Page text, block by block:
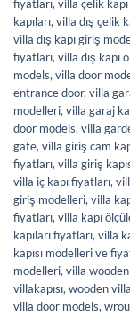
fiyatları, villa çelik
kapıları, villa dış çelik
villa dış kapı giriş
fiyatları, villa dış kapı
models, villa door
entrance door, villa
modelleri, villa garaj
door models, villa
gate, villa giriş cam
fiyatları, villa giriş
villa iç kapı fiyatları,
giriş modelleri, villa
fiyatları, villa kapı
kapıları fiyatları, villa
kapısı modelleri ve
modelleri, villa
villakapısı, wooden
villa door models,